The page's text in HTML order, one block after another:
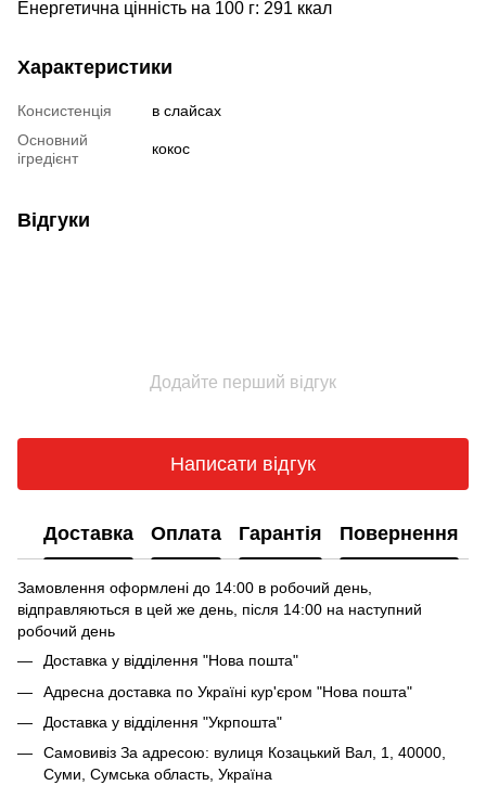
Енергетична цінність на 100 г: 291 ккал
Характеристики
Консистенція
в слайсах
Основний
ігредієнт
кокос
Відгуки
Додайте перший відгук
Написати відгук
Доставка Оплата Гарантія Повернення
Замовлення оформлені до 14:00 в робочий день,
відправляються в цей же день, після 14:00 на наступний
робочий день
Доставка у відділення "Нова пошта"
Адресна доставка по Україні кур'єром "Нова пошта"
Доставка у відділення "Укрпошта"
Самовивіз За адресою: вулиця Козацький Вал, 1, 40000,
Суми, Сумська область, Україна